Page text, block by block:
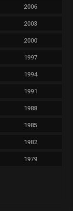
2006
2003
2000
1997
1994
1991
1988
1985
1982
1979